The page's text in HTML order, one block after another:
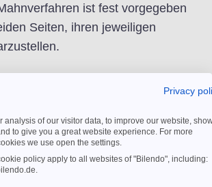
ist fest vorgegeben
Seiten, ihren jeweiligen
einreichen
Sie den Mahnbescheid
zuständigen Amtsgericht
gibt es das Formular
Privacy
analysis of our visitor data, to improve our website,
to give you a great website experience. For more
we use open the settings.
policy apply to all websites of "Bilendo", including: